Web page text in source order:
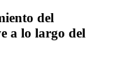
del
a lo largo del